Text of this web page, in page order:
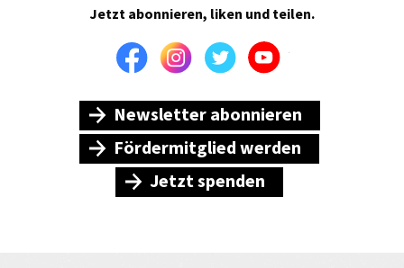
Jetzt abonnieren, liken und teilen.
FacebookInstagramTwitterYoutube
Newsletter abonnieren
Fördermitglied werden
Jetzt spenden